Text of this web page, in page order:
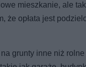
mieszkanie, ale
że opłata jest
grunty inne niż